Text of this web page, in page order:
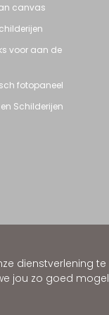
dienstverlening te
jou zo goed
canvas
voor aan de
fotopaneel
en Schilderijen